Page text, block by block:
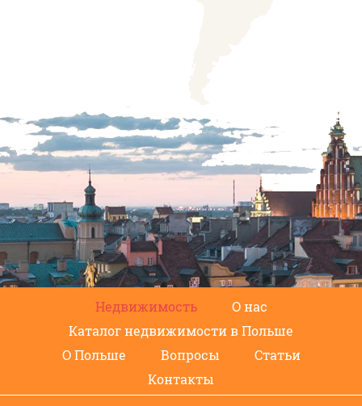
Недвижимость
О нас
Каталог недвижимости в Польше
О Польше
Вопросы
Статьи
Контакты